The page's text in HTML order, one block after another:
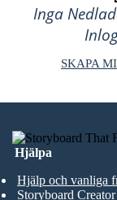
Inga
SKAPA
Hjälpa
Hjälp och vanliga
Storyboard Creator